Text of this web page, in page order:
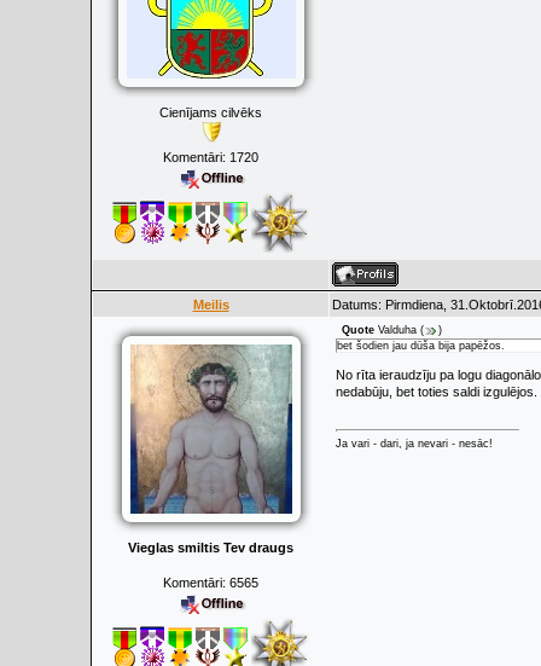
Cienījams cilvēks
Komentāri: 1720
Meilis Datums: Pirmdiena,
Vieglas smiltis Tev draugs
Komentāri: 6565
Quote Valduha (
)
bet šodien jau dūša bija papēžos.
No rīta ieraudzīju pa logu
nedabūju, bet toties saldi izgulējos.
Ja vari - dari, ja nevari - nesāc!